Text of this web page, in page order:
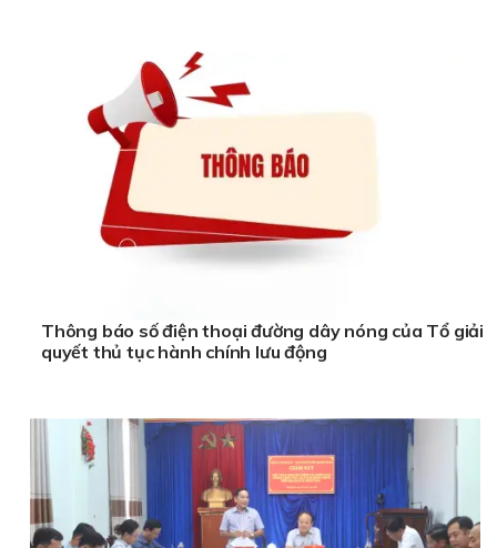
Thông báo số điện thoại đường dây nóng của Tổ giải
quyết thủ tục hành chính lưu động